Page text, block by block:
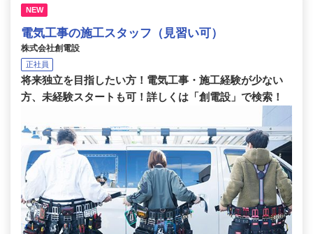
NEW
電気工事の施工スタッフ（見習い可）
株式会社創電設
正社員
将来独立を目指したい方！電気工事・施工経験が少ない
方、未経験スタートも可！詳しくは「創電設」で検索！